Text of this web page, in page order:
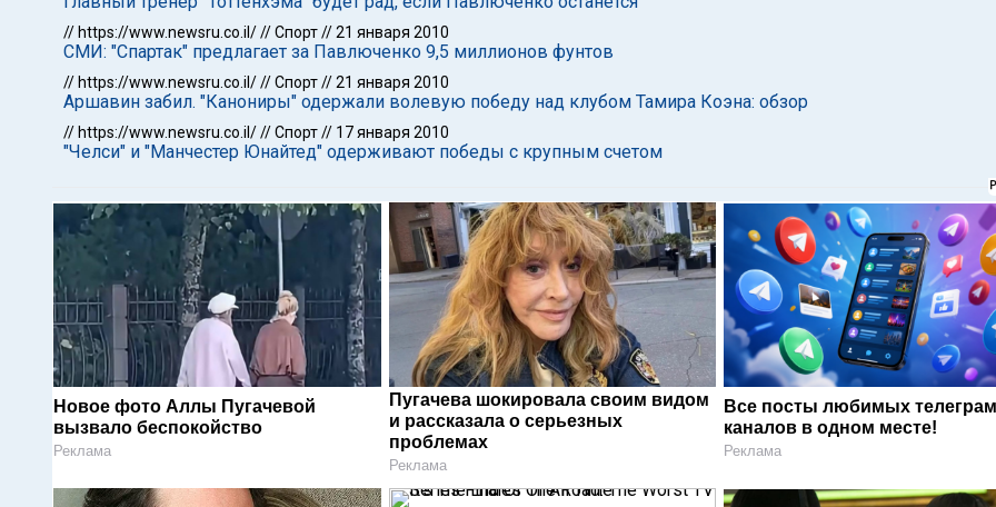
// https://www.newsru.co.il///Спорт//21 января 2010
СМИ: "Спартак" предлагает за Павлюченко 9,5 миллионов фунтов
// https://www.newsru.co.il///Спорт//21 января 2010
Аршавин забил. "Канониры" одержали волевую победу над клубом Тамира Коэна: обзор
// https://www.newsru.co.il///Спорт// 17 января 2010
"Челси" и "Манчестер Юнайтед" одерживают победы с крупным счетом
Новое фото Аллы Пугачевой
вызвало беспокойство
Реклама
Пугачева шокировала своим видом
и рассказала о серьезных
проблемах
Реклама
Все посты любимых
каналов в одном месте!
Реклама